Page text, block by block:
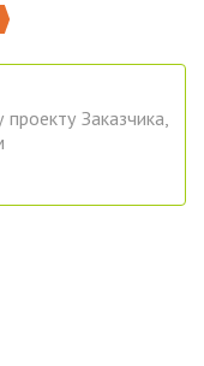
Заказчика,